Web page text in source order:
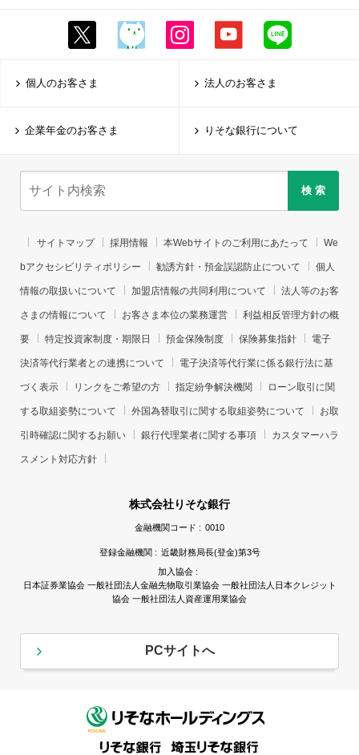
個人のお客さま 法人のお客さま
企業年金のお客さま りそな銀行について
検 索
サイトマップ 採用情報 本Webサイトのご利用にあたって We
bアクセシビリティポリシー 勧誘方針・預金誤認防止について 個人
情報の取扱いについて 加盟店情報の共同利用について 法人等のお客
さまの情報について お客さま本位の業務運営 利益相反管理方針の概
要 特定投資家制度・期限日 預金保険制度 保険募集指針 電子
決済等代行業者との連携について 電子決済等代行業に係る銀行法に基
づく表示 リンクをご希望の方 指定紛争解決機関 ローン取引に関
する取組姿勢について 外国為替取引に関する取組姿勢について お取
引時確認に関するお願い 銀行代理業者に関する事項 カスタマーハラ
スメント対応方針
株式会社りそな銀行
金融機関コード : 0010
登録金融機関 : 近畿財務局長(登金)第3号
加入協会 :
日本証券業協会 一般社団法人金融先物取引業協会 一般社団法人日本クレジット
協会 一般社団法人資産運用業協会
PCサイトへ